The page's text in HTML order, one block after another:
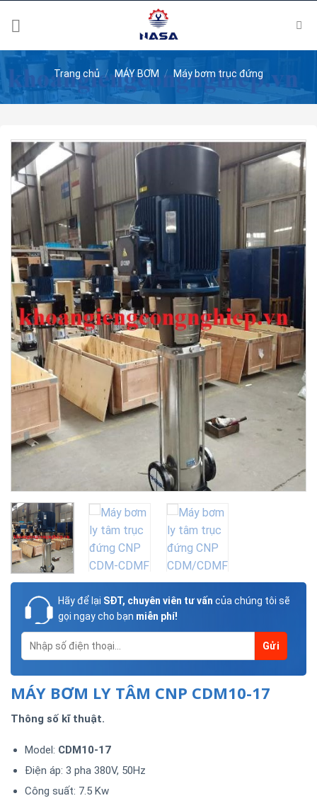
Trang chủ / MÁY BƠM / Máy bơm trục đứng
Hãy để lại SĐT, chuyên viên tư vấn của chúng tôi sẽ
gọi ngay cho bạn miễn phí!
MÁY BƠM LY TÂM CNP CDM10-17
Thông số kĩ thuật.
Model: CDM10-17
Điện áp: 3 pha 380V, 50Hz
Công suất: 7.5 Kw